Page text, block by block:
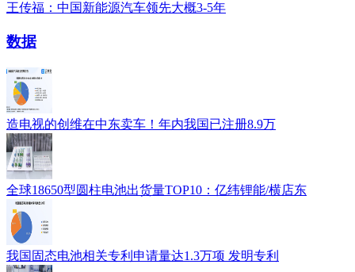
王传福：中国新能源汽车领先大概3-5年
数据
造电视的创维在中东卖车！年内我国已注册8.9万
全球18650型圆柱电池出货量TOP10：亿纬锂能/横店东
我国固态电池相关专利申请量达1.3万项 发明专利